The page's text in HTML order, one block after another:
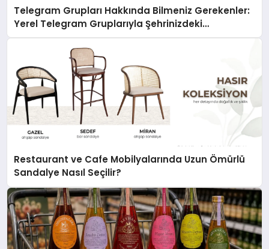
Telegram Grupları Hakkında Bilmeniz Gerekenler:
Yerel Telegram Gruplarıyla Şehrinizdeki
Topluluklara Ulaşın
Restaurant ve Cafe Mobilyalarında Uzun Ömürlü
Sandalye Nasıl Seçilir?